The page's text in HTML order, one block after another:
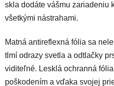
skla dodáte vášmu zariadeniu
všetkými nástrahami.
Matná antireflexná fólia sa
tlmí odrazy svetla a odtlačky
viditeľné. Lesklá ochranná
poškodením a vďaka svojej